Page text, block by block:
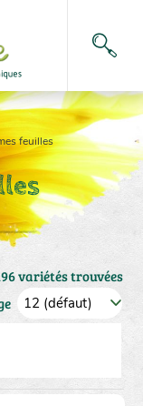
feuilles
variétés trouvées